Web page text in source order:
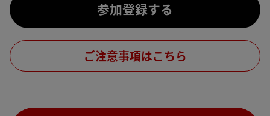
参加登録する
ご注意事項はこちら